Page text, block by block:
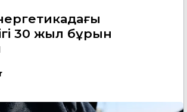
30 жыл бұрын